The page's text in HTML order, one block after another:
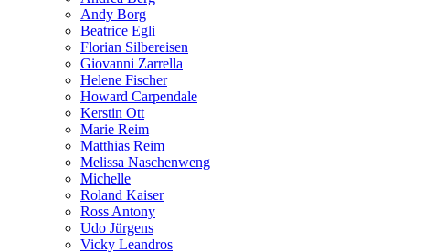
Andy Borg
Beatrice Egli
Florian Silbereisen
Giovanni Zarrella
Helene Fischer
Howard Carpendale
Kerstin Ott
Marie Reim
Matthias Reim
Melissa Naschenweng
Michelle
Roland Kaiser
Ross Antony
Udo Jürgens
Vicky Leandros